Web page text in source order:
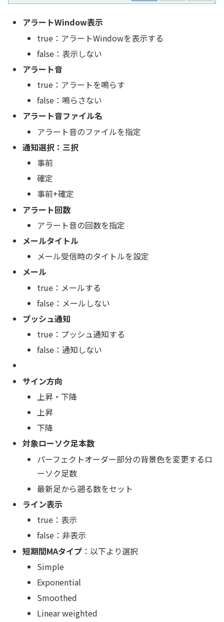
アラートWindow表示
true：アラートWindowを表示する
false：表示しない
アラート音
true：アラートを鳴らす
false：鳴らさない
アラート音ファイル名
アラート音のファイルを指定
通知選択：三択
事前
確定
事前+確定
アラート回数
アラート音の回数を指定
メールタイトル
メール受信時のタイトルを設定
メール
true：メールする
false：メールしない
プッシュ通知
true：プッシュ通知する
false：通知しない
サイン方向
上昇・下降
上昇
下降
対象ローソク足本数
パーフェクトオーダー部分の背景色を変更するロ
ーソク足数
最新足から遡る数をセット
ライン表示
true：表示
false：非表示
短期間MAタイプ ：以下より選択
Simple
Exponential
Smoothed
Linear weighted